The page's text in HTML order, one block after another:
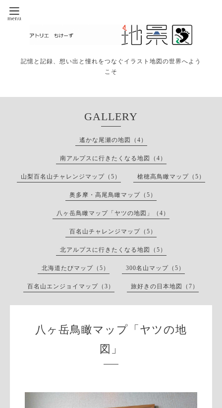
記憶と記録、想い出と憧れをつなぐイラスト地図の世界へよう
こそ
GALLERY
遙かな尾瀬の地図（4）
南アルプスに行きたくなる地図（4）
山梨百名山チャレンジマップ（5） 槍穂高鳥瞰マップ（5）
奥多摩・高尾鳥瞰マップ（5）
八ヶ岳鳥瞰マップ「ヤツの地図」（4）
百名山チャレンジマップ（5）
北アルプスに行きたくなる地図（5）
北海道たびマップ（5） 300名山マップ（5）
百名山エンジョイマップ（3） 旅好きの日本地図（7）
八ヶ岳鳥瞰マップ「ヤツの地
図」